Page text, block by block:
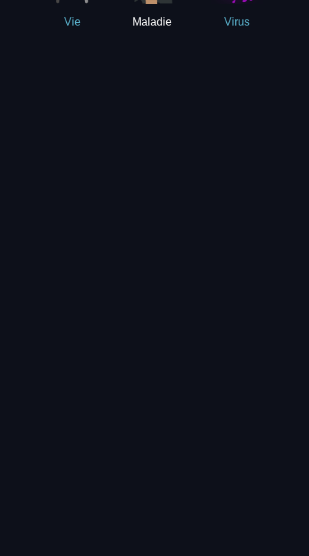
Vie Maladie Virus